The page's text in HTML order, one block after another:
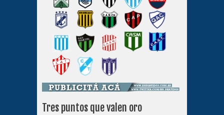
Tres puntos que valen oro